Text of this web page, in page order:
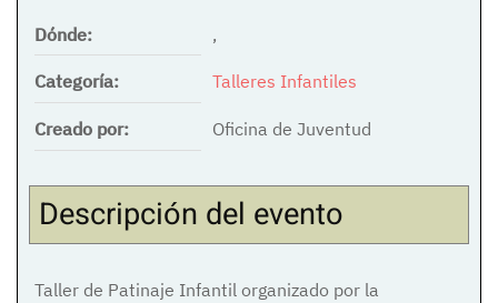
Dónde: ,
Categoría: Talleres Infantiles
Creado por: Oficina de Juventud
Descripción del evento
Taller de Patinaje Infantil organizado por la